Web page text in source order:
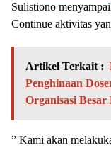
Sulistiono
Continue aktivitas
Artikel Terkait :
Penghinaan
Organisasi
” Kami akan